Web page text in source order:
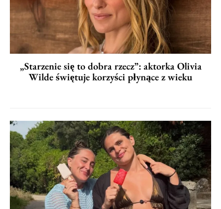
„Starzenie się to dobra rzecz”: aktorka Olivia
Wilde świętuje korzyści płynące z wieku